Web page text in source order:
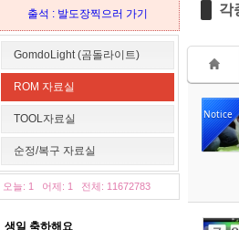
출석 : 발도장찍으러 가기
GomdoLight (곰돌라이트)
ROM 자료실
TOOL자료실
순정/복구 자료실
오늘: 1 어제: 1 전체: 11672783
생일 축하해요
각
Notice
Sketchbook5, 스
Sketchbook5, 스